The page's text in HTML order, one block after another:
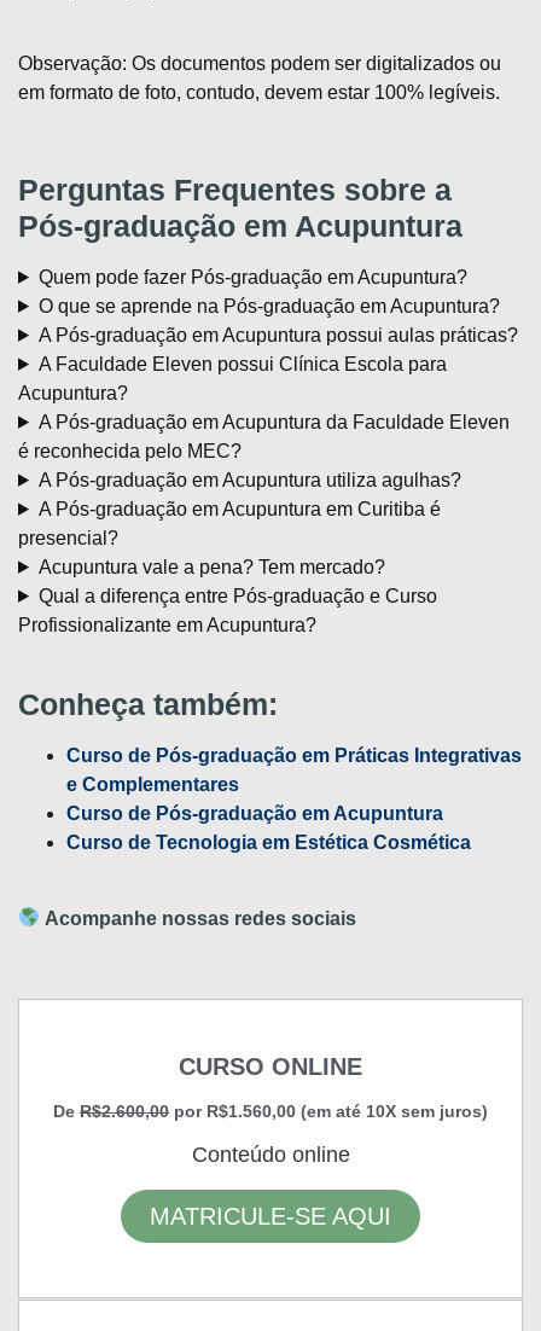
Observação: Os documentos podem ser digitalizados ou
em formato de foto, contudo, devem estar 100% legíveis.
Perguntas Frequentes sobre a
Pós-graduação em Acupuntura
Quem pode fazer Pós-graduação em Acupuntura?
O que se aprende na Pós-graduação em Acupuntura?
A Pós-graduação em Acupuntura possui aulas práticas?
A Faculdade Eleven possui Clínica Escola para
Acupuntura?
A Pós-graduação em Acupuntura da Faculdade Eleven
é reconhecida pelo MEC?
A Pós-graduação em Acupuntura utiliza agulhas?
A Pós-graduação em Acupuntura em Curitiba é
presencial?
Acupuntura vale a pena? Tem mercado?
Qual a diferença entre Pós-graduação e Curso
Profissionalizante em Acupuntura?
Conheça também:
Curso de Pós-graduação em Práticas Integrativas
e Complementares
Curso de Pós-graduação em Acupuntura
Curso de Tecnologia em Estética Cosmética
Acompanhe nossas redes sociais
CURSO ONLINE
De R$2.600,00 por R$1.560,00 (em até 10X sem juros)
Conteúdo online
MATRICULE-SE AQUI